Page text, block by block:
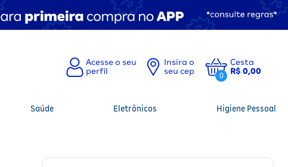
Insira o
seu cep
0
Cesta
R$ 0,00
Saúde Eletrônicos Higiene Pessoal